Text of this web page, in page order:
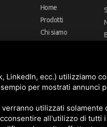
Home
Prodotti
Chi siamo
LinkedIn, ecc.) utilizziamo
per mostrati annunci
utilizzati
all'utilizzo di tutti